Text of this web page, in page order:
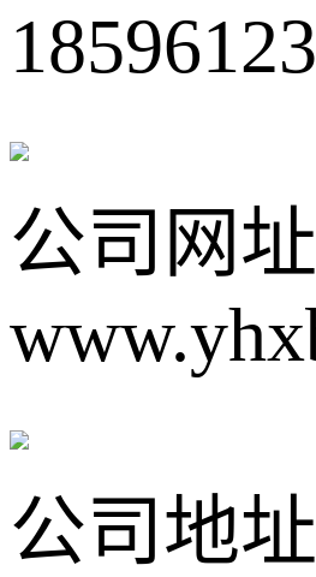
公司网址
公司地址